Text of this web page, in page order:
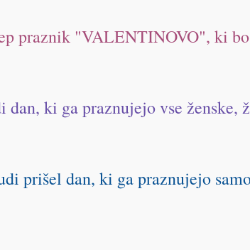
praznik "VALENTINOVO", ki bo
dan, ki ga praznujejo vse ženske,
prišel dan, ki ga praznujejo